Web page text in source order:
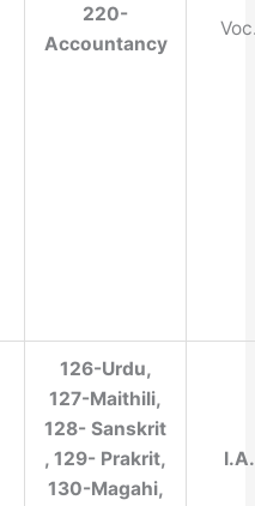
220-
Accountancy
126-Urdu,
127-Maithili,
128- Sanskrit
, 129- Prakrit,
130-Magahi,
I.A.